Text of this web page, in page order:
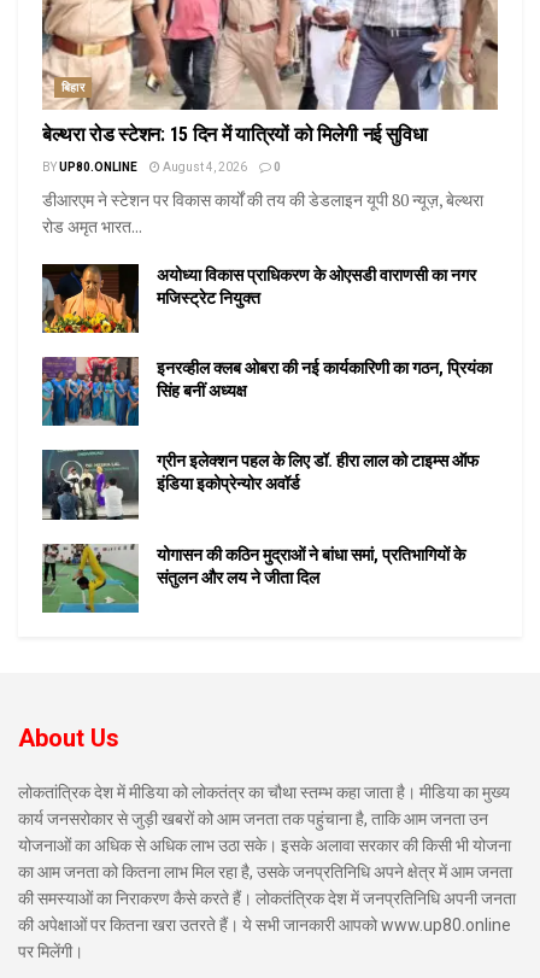
बिहार
बेल्थरा रोड स्टेशन: 15 दिन में यात्रियों को मिलेगी नई सुविधा
BYUP80.ONLINE August 4, 2026 0
डीआरएम ने स्टेशन पर विकास कार्यों की तय की डेडलाइन यूपी 80 न्यूज़, बेल्थरा
रोड अमृत भारत...
अयोध्या विकास प्राधिकरण के ओएसडी वाराणसी का नगर
मजिस्ट्रेट नियुक्त
इनरव्हील क्लब ओबरा की नई कार्यकारिणी का गठन, प्रियंका
सिंह बनीं अध्यक्ष
ग्रीन इलेक्शन पहल के लिए डॉ. हीरा लाल को टाइम्स ऑफ
इंडिया इकोप्रेन्योर अवॉर्ड
योगासन की कठिन मुद्राओं ने बांधा समां, प्रतिभागियों के
संतुलन और लय ने जीता दिल
About Us
लोकतांत्रिक देश में मीडिया को लोकतंत्र का चौथा स्तम्भ कहा जाता है। मीडिया का मुख्य
कार्य जनसरोकार से जुड़ी खबरों को आम जनता तक पहुंचाना है, ताकि आम जनता उन
योजनाओं का अधिक से अधिक लाभ उठा सके। इसके अलावा सरकार की किसी भी योजना
का आम जनता को कितना लाभ मिल रहा है, उसके जनप्रतिनिधि अपने क्षेत्र में आम जनता
की समस्याओं का निराकरण कैसे करते हैं। लोकतंत्रिक देश में जनप्रतिनिधि अपनी जनता
की अपेक्षाओं पर कितना खरा उतरते हैं। ये सभी जानकारी आपको www.up80.online
पर मिलेंगी।